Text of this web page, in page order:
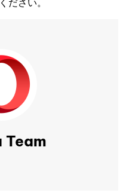
Team